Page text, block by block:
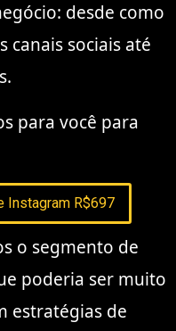
desde como
canais sociais até
para você para
Instagram R$697
o segmento de
poderia ser muito
estratégias de